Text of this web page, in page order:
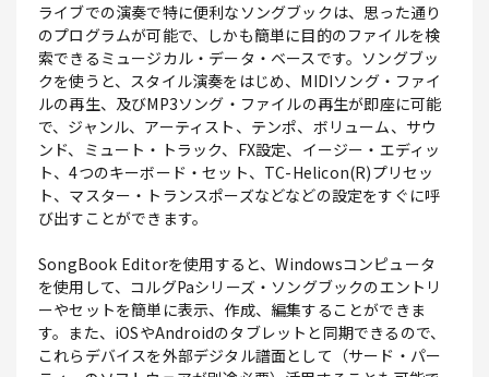
ライブでの演奏で特に便利なソングブックは、思った通り
のプログラムが可能で、しかも簡単に目的のファイルを検
索できるミュージカル・データ・ベースです。ソングブッ
クを使うと、スタイル演奏をはじめ、MIDIソング・ファイ
ルの再生、及びMP3ソング・ファイルの再生が即座に可能
で、ジャンル、アーティスト、テンポ、ボリューム、サウ
ンド、ミュート・トラック、FX設定、イージー・エディッ
ト、4つのキーボード・セット、TC-Helicon(R)プリセッ
ト、マスター・トランスポーズなどなどの設定をすぐに呼
び出すことができます。
SongBook Editorを使用すると、Windowsコンピュータ
を使用して、コルグPaシリーズ・ソングブックのエントリ
ーやセットを簡単に表示、作成、編集することができま
す。また、iOSやAndroidのタブレットと同期できるので、
これらデバイスを外部デジタル譜面として（サード・パー